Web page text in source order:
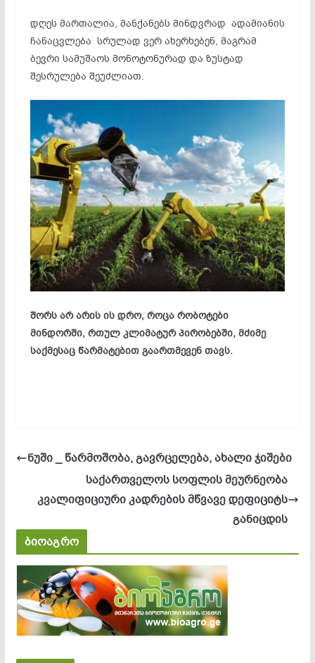
დღეს მართალია, მანქანებს მინდვრად ადამიანის
ჩანაცვლება სრულად ვერ ახერხებენ, მაგრამ
ბევრი სამუშაოს მონოტონურად და ზუსტად
შესრულება შეუძლიათ.
შორს არ არის ის დრო, როცა რობოტები
მინდორში, რთულ კლიმატურ პირობებში, მძიმე
საქმესაც წარმატებით გაართმევენ თავს.
ნუში _ წარმოშობა, გავრცელება, ახალი ჯიშები
საქართველოს სოფლის მეურნეობა
კვალიფიციური კადრების მწვავე დეფიციტს
განიცდის
ბიოაგრო